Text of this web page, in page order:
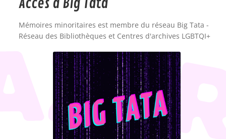
Accès à Big Tata
Mémoires minoritaires est membre du réseau Big Tata -
Réseau des Bibliothèques et Centres d'archives LGBTQI+